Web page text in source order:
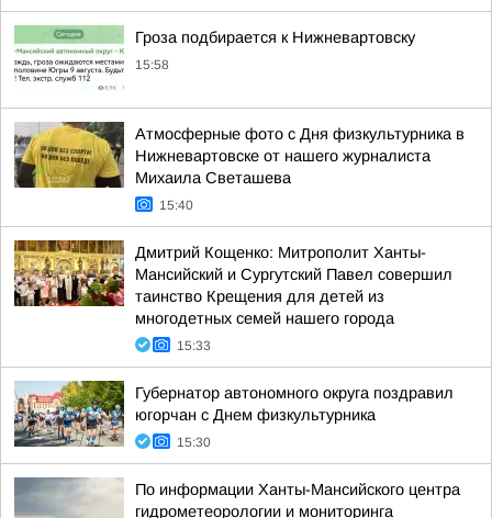
Гроза подбирается к Нижневартовску
15:58
Атмосферные фото с Дня физкультурника в
Нижневартовске от нашего журналиста
Михаила Светашева
15:40
Дмитрий Кощенко: Митрополит Ханты-
Мансийский и Сургутский Павел совершил
таинство Крещения для детей из
многодетных семей нашего города
15:33
Губернатор автономного округа поздравил
югорчан с Днем физкультурника
15:30
По информации Ханты-Мансийского центра
гидрометеорологии и мониторинга